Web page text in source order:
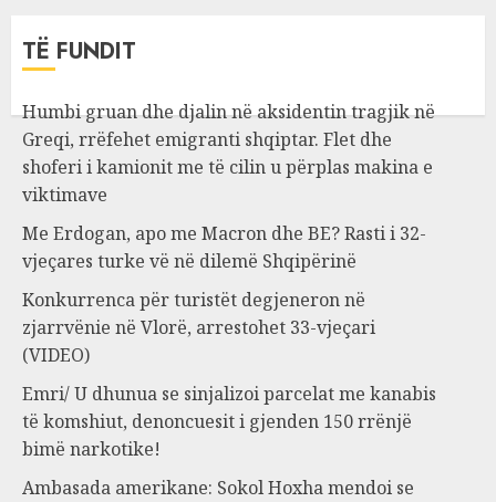
TË FUNDIT
Humbi gruan dhe djalin në aksidentin tragjik në
Greqi, rrëfehet emigranti shqiptar. Flet dhe
shoferi i kamionit me të cilin u përplas makina e
viktimave
Me Erdogan, apo me Macron dhe BE? Rasti i 32-
vjeçares turke vë në dilemë Shqipërinë
Konkurrenca për turistët degjeneron në
zjarrvënie në Vlorë, arrestohet 33-vjeçari
(VIDEO)
Emri/ U dhunua se sinjalizoi parcelat me kanabis
të komshiut, denoncuesit i gjenden 150 rrënjë
bimë narkotike!
Ambasada amerikane: Sokol Hoxha mendoi se